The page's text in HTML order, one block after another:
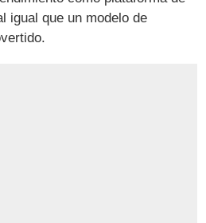
igual que un modelo de